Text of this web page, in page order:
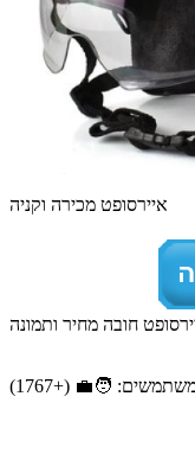
איירסופט מכירה וקניה
חובה מחיר ותמונה
🧑‍💼 (+1767)